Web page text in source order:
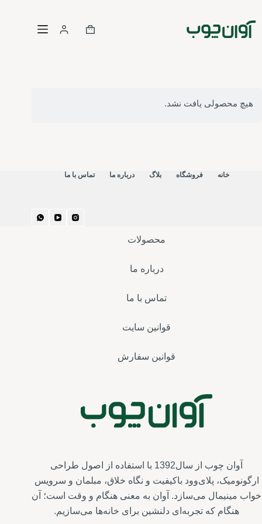
به
محتوا
سبد
هیچ محصولی یافت نشد.
خانه فروشگاه بلاگ درباره ما تماس با ما
محصولات
درباره ما
تماس با ما
قوانین سایت
قوانین سفارش
آوان چوب از سال1392 با استفاده از اصول طراحی
ارگونومیک، پلای‌وود باکیفیت و نگاه خلاق، مبلمان و سرویس‌
خواب مینیمال می‌سازد. آوان به معنی هنگام و وقت است؛ آن
هنگام که تجربه‌ای دلنشین برای خانه‌ها می‌سازیم.